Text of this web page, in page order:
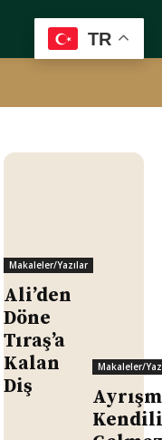
Makaleler/Yazılar
Ali’den
Döne
Tıraş’a
Kalan
Diş
Makaleler/
TR